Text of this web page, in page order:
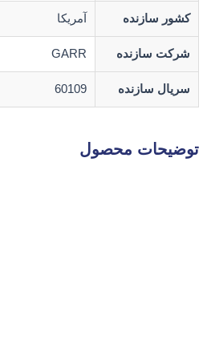
کشور سازنده آمریکا
شرکت سازنده GARR
سریال سازنده 60109
توضیحات محصول